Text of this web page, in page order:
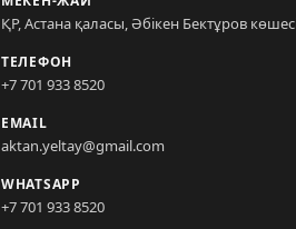
ҚР, Астана қаласы, Әбікен Бектұров
ТЕЛЕФОН
+7 701 933 8520
EMAIL
aktan.yeltay@gmail.com
WHATSAPP
+7 701 933 8520